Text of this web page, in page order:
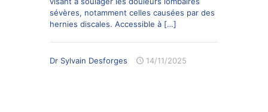
sévères, notamment celles causées par des
hernies discales. Accessible à […]
Dr Sylvain Desforges 14/11/2025